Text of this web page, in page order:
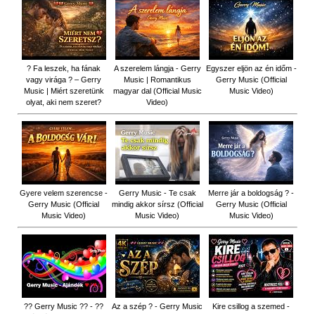
? Fa leszek, ha fának
vagy virága ? – Gerry
Music | Miért szeretünk
olyat, aki nem szeret?
A szerelem lángja - Gerry
Music | Romantikus
magyar dal (Official Music
Video)
Egyszer eljön az én időm -
Gerry Music (Official
Music Video)
Gyere velem szerencse -
Gerry Music (Official
Music Video)
Gerry Music - Te csak
mindig akkor sírsz (Official
Music Video)
Merre jár a boldogság ? -
Gerry Music (Official
Music Video)
?? Gerry Music ?? - ??
Az a szép ? - Gerry Music
Kire csillog a szemed -